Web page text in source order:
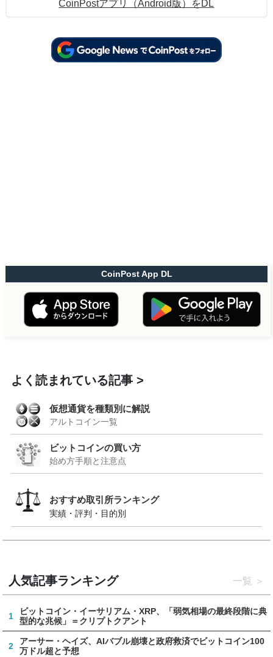
CoinPostアプリ（Android版）をDL
CoinPost App DL
よく読まれている記事
仮想通貨を種類別に解説
アルトコイン一覧
ビットコインの買い方
始め方手順と注意点
おすすめ取引所ランキング
実績・評判・目的別
人気記事ランキング 一覧
1
ビットコイン・イーサリアム・XRP、「弱気相場の最終段階に典
型的な兆候」＝クリプトクアント
2
アーサー・ヘイズ、AIバブル崩壊と政府救済でビットコイン100
万ドル超と予想